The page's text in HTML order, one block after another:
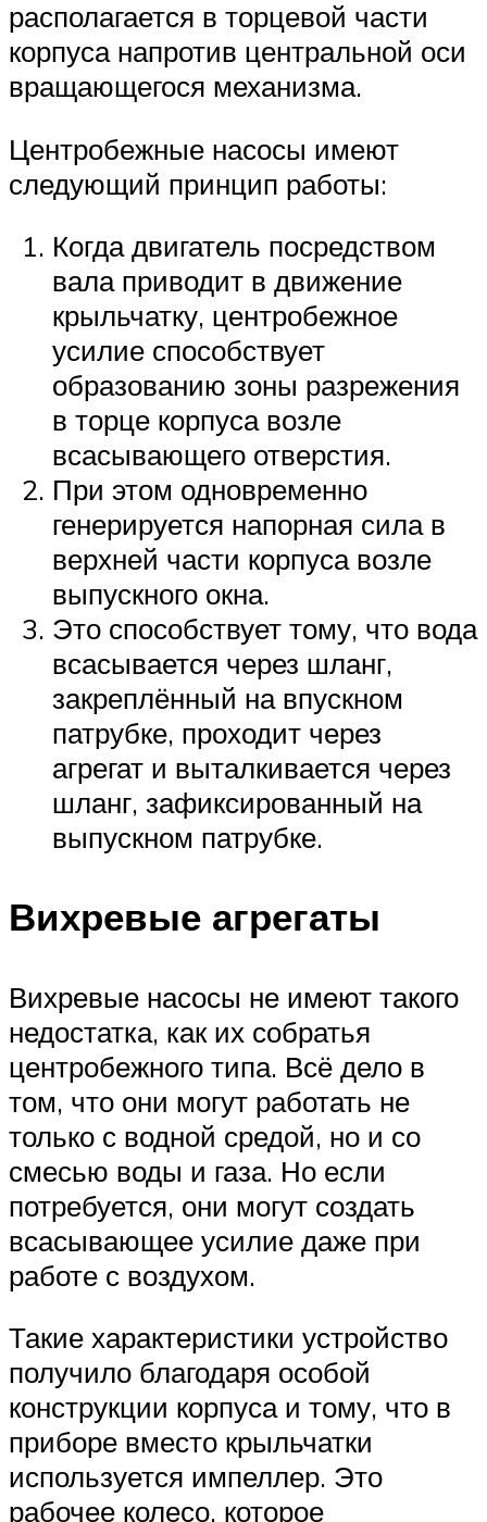
располагается в торцевой части
корпуса напротив центральной оси
вращающегося механизма.
Центробежные насосы имеют
следующий принцип работы:
Когда двигатель посредством
вала приводит в движение
крыльчатку, центробежное
усилие способствует
образованию зоны разрежения
в торце корпуса возле
всасывающего отверстия.
При этом одновременно
генерируется напорная сила в
верхней части корпуса возле
выпускного окна.
Это способствует тому, что вода
всасывается через шланг,
закреплённый на впускном
патрубке, проходит через
агрегат и выталкивается через
шланг, зафиксированный на
выпускном патрубке.
Вихревые агрегаты
Вихревые насосы не имеют такого
недостатка, как их собратья
центробежного типа. Всё дело в
том, что они могут работать не
только с водной средой, но и со
смесью воды и газа. Но если
потребуется, они могут создать
всасывающее усилие даже при
работе с воздухом.
Такие характеристики устройство
получило благодаря особой
конструкции корпуса и тому, что в
приборе вместо крыльчатки
используется импеллер. Это
рабочее колесо, которое